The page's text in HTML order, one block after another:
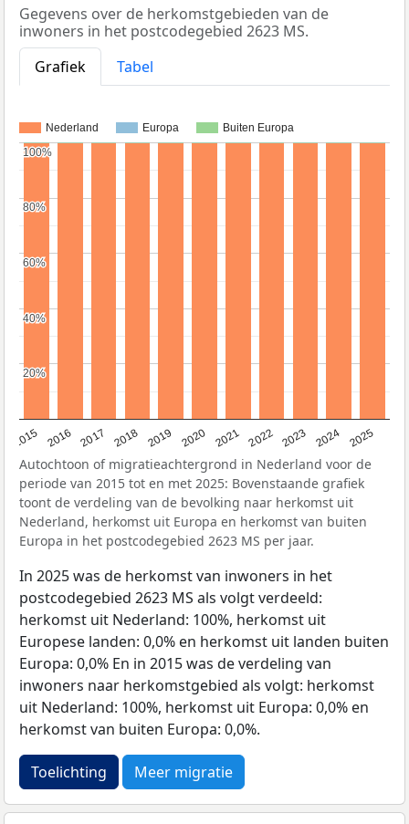
Gegevens over de herkomstgebieden van de
inwoners in het postcodegebied 2623 MS.
Grafiek
Tabel
Nederland Europa Buiten Europa
2015 2016 2017 2018 2019 2020 2021 2022 2023 2024 2025
20%
20%
40%
40%
60%
60%
80%
80%
100%
100%
Autochtoon of migratieachtergrond in Nederland voor de
periode van 2015 tot en met 2025: Bovenstaande grafiek
toont de verdeling van de bevolking naar herkomst uit
Nederland, herkomst uit Europa en herkomst van buiten
Europa in het postcodegebied 2623 MS per jaar.
In 2025 was de herkomst van inwoners in het
postcodegebied 2623 MS als volgt verdeeld:
herkomst uit Nederland: 100%, herkomst uit
Europese landen: 0,0% en herkomst uit landen buiten
Europa: 0,0% En in 2015 was de verdeling van
inwoners naar herkomstgebied als volgt: herkomst
uit Nederland: 100%, herkomst uit Europa: 0,0% en
herkomst van buiten Europa: 0,0%.
Toelichting Meer migratie